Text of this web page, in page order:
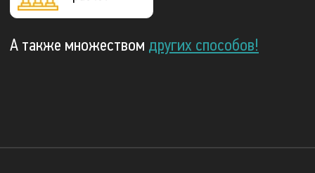
А также множеством других способов!